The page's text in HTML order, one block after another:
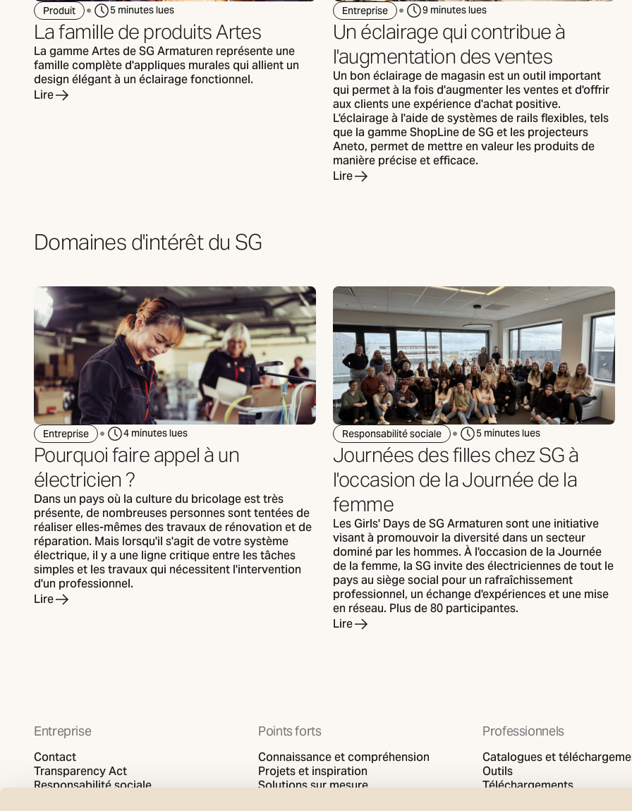
Produit 5 minutes lues
La famille de produits Artes
La gamme Artes de SG Armaturen représente une
famille complète d'appliques murales qui allient un
design élégant à un éclairage fonctionnel.
Lire
Entreprise 9 minutes lues
Un éclairage qui contribue à
l'augmentation des ventes
Un bon éclairage de magasin est un outil important
qui permet à la fois d'augmenter les ventes et d'offrir
aux clients une expérience d'achat positive.
L'éclairage à l'aide de systèmes de rails flexibles, tels
que la gamme ShopLine de SG et les projecteurs
Aneto, permet de mettre en valeur les produits de
manière précise et efficace.
Lire
Domaines d'intérêt du SG
Entreprise 4 minutes lues
Pourquoi faire appel à un
électricien ?
Dans un pays où la culture du bricolage est très
présente, de nombreuses personnes sont tentées de
réaliser elles-mêmes des travaux de rénovation et de
réparation. Mais lorsqu'il s'agit de votre système
électrique, il y a une ligne critique entre les tâches
simples et les travaux qui nécessitent l'intervention
d'un professionnel.
Lire
Responsabilité sociale 5 minutes lues
Journées des filles chez SG à
l'occasion de la Journée de la
femme
Les Girls' Days de SG Armaturen sont une initiative
visant à promouvoir la diversité dans un secteur
dominé par les hommes. À l'occasion de la Journée
de la femme, la SG invite des électriciennes de tout le
pays au siège social pour un rafraîchissement
professionnel, un échange d'expériences et une mise
en réseau. Plus de 80 participantes.
Lire
Entreprise
Contact
Transparency Act
Responsabilité sociale
Points forts
Connaissance et compréhension
Projets et inspiration
Solutions sur mesure
Professionnels
Catalogues et
Outils
Téléchargements